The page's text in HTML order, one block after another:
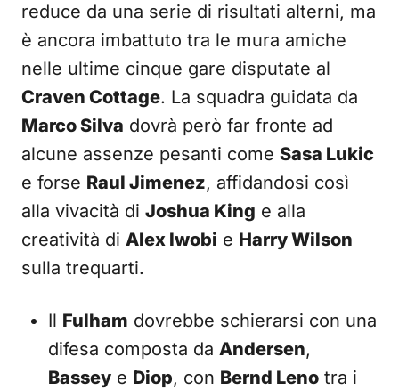
reduce da una serie di risultati alterni, ma
è ancora imbattuto tra le mura amiche
nelle ultime cinque gare disputate al
Craven Cottage. La squadra guidata da
Marco Silva dovrà però far fronte ad
alcune assenze pesanti come Sasa Lukic
e forse Raul Jimenez, affidandosi così
alla vivacità di Joshua King e alla
creatività di Alex Iwobi e Harry Wilson
sulla trequarti.
Il Fulham dovrebbe schierarsi con una
difesa composta da Andersen,
Bassey e Diop, con Bernd Leno tra i